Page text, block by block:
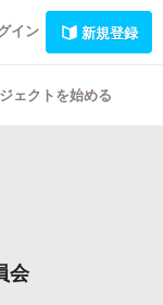
イン 新規登録
ェクトを始める
会